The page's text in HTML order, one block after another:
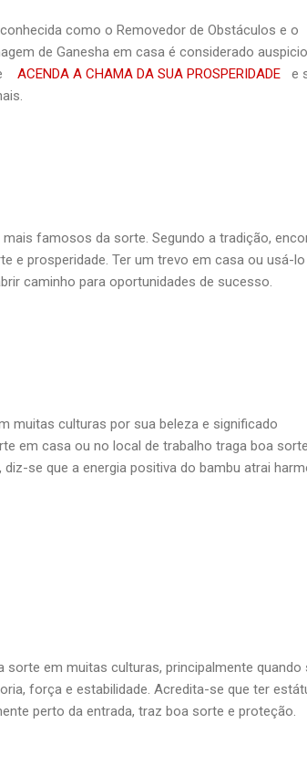
como o Removedor de Obstáculos e o
de Ganesha em casa é considerado
ACENDA A CHAMA DA SUA PROSPERIDADE
e
famosos da sorte. Segundo a tradição,
e prosperidade. Ter um trevo em casa ou usá-lo
caminho para oportunidades de sucesso.
muitas culturas por sua beleza e significado
em casa ou no local de trabalho traga boa
se que a energia positiva do bambu atrai
em muitas culturas, principalmente quando
força e estabilidade. Acredita-se que ter
perto da entrada, traz boa sorte e proteção.